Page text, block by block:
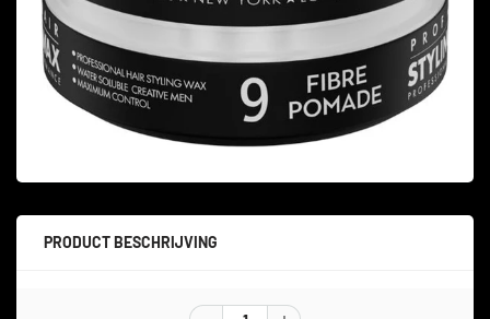
PRODUCT BESCHRIJVING